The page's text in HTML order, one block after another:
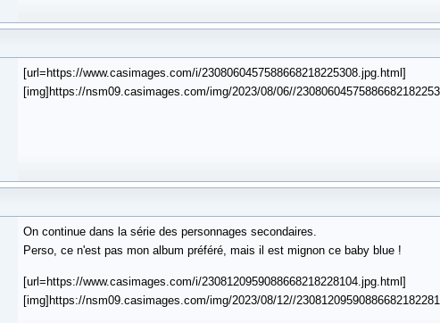
[url=https://www.casimages.com/i/2308060457588668218225308.jpg.html]
[img]https://nsm09.casimages.com/img/2023/08/06//
On continue dans la série des personnages secondaires.
Perso, ce n'est pas mon album préféré, mais il est mignon ce baby blue !
[url=https://www.casimages.com/i/2308120959088668218228104.jpg.html]
[img]https://nsm09.casimages.com/img/2023/08/12//